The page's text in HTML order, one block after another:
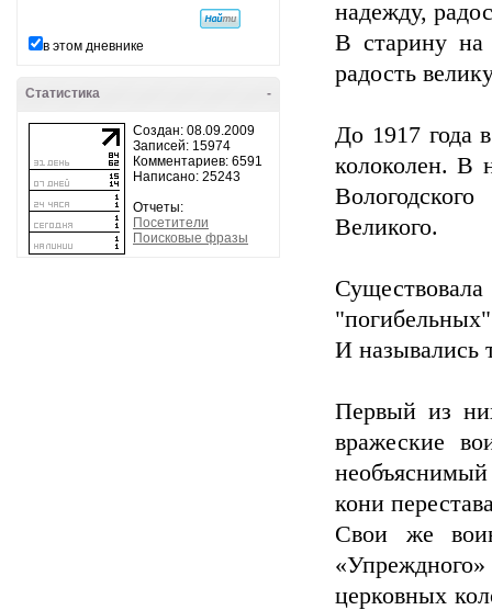
в этом дневнике
-
Статистика
Создан: 08.09.2009
Записей: 15974
Комментариев: 6591
Написано: 25243
Отчеты:
Посетители
Поисковые фразы
надежду,
В старину на
радость
До 1917 года
колоколен. В
Великого.
И назывались
Первый из
вражеские
кони
Свои же
церковных